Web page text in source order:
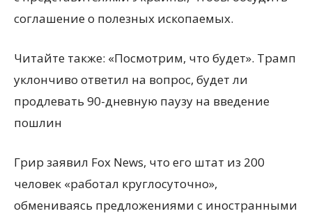
соглашение о полезных ископаемых.
Читайте также: «Посмотрим, что будет». Трамп
уклончиво ответил на вопрос, будет ли
продлевать 90-дневную паузу на введение
пошлин
Грир заявил Fox News, что его штат из 200
человек «работал круглосуточно»,
обмениваясь предложениями с иностранными